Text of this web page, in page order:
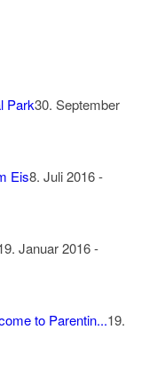
Park30. September
Eis8. Juli 2016 -
Januar 2016 -
to Parentin...19.